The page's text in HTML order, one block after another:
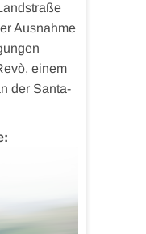
Ausnahme
einem
der Santa-